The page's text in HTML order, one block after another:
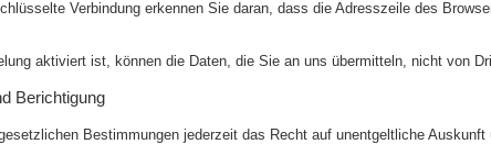
Verbindung erkennen Sie daran, dass die Adresszeile des
aktiviert ist, können die Daten, die Sie an uns übermitteln, nicht von
Berichtigung
Bestimmungen jederzeit das Recht auf unentgeltliche